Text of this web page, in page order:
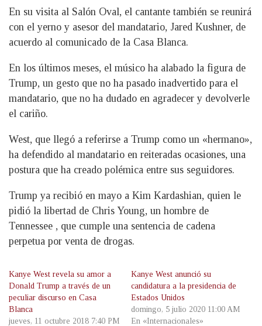
En su visita al Salón Oval, el cantante también se reunirá
con el yerno y asesor del mandatario, Jared Kushner, de
acuerdo al comunicado de la Casa Blanca.
En los últimos meses, el músico ha alabado la figura de
Trump, un gesto que no ha pasado inadvertido para el
mandatario, que no ha dudado en agradecer y devolverle
el cariño.
West, que llegó a referirse a Trump como un «hermano»,
ha defendido al mandatario en reiteradas ocasiones, una
postura que ha creado polémica entre sus seguidores.
Trump ya recibió en mayo a Kim Kardashian, quien le
pidió la libertad de Chris Young, un hombre de
Tennessee , que cumple una sentencia de cadena
perpetua por venta de drogas.
Kanye West revela su amor a
Donald Trump a través de un
peculiar discurso en Casa
Blanca
jueves, 11 octubre 2018 7:40 PM
Kanye West anunció su
candidatura a la presidencia de
Estados Unidos
domingo, 5 julio 2020 11:00 AM
En «Internacionales»